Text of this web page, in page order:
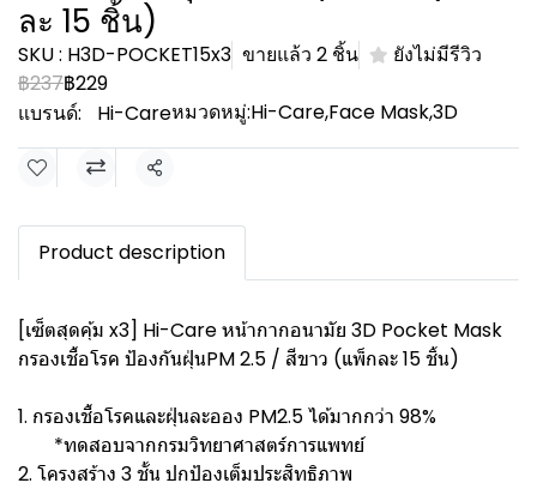
ละ 15 ชิ้น)
SKU : H3D-POCKET15x3 ขายแล้ว 2 ชิ้น
ยังไม่มีรีวิว
฿237฿229
แบรนด์:
Hi-Careหมวดหมู่:Hi-Care,Face Mask,3D
แชร์
Product description
[เซ็ตสุดคุ้ม x3] Hi-Care หน้ากากอนามัย 3D Pocket Mask
กรองเชื้อโรค ป้องกันฝุ่นPM 2.5 / สีขาว (แพ็กละ 15 ชิ้น)
1. กรองเชื้อโรคและฝุ่นละออง PM2.5 ได้มากกว่า 98%
*ทดสอบจากกรมวิทยาศาสตร์การแพทย์
2. โครงสร้าง 3 ชั้น ปกป้องเต็มประสิทธิภาพ